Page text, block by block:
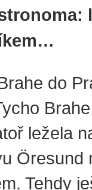
do
ležela
Öresund
Tehdy